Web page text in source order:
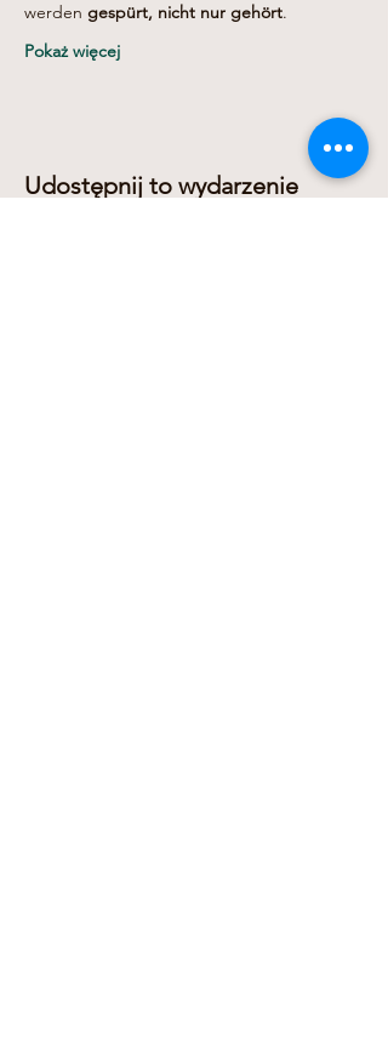
werden gespürt, nicht nur gehört.
Pokaż więcej
Udostępnij to wydarzenie